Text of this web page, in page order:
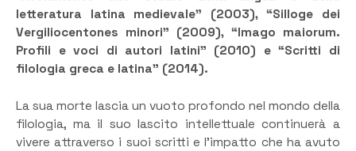
letteratura latina medievale” (2003), “Silloge dei
Vergiliocentones minori” (2009), “Imago maiorum.
Profili e voci di autori latini” (2010) e “Scritti di
filologia greca e latina” (2014).
La sua morte lascia un vuoto profondo nel mondo della
filologia, ma il suo lascito intellettuale continuerà a
vivere attraverso i suoi scritti e l’impatto che ha avuto